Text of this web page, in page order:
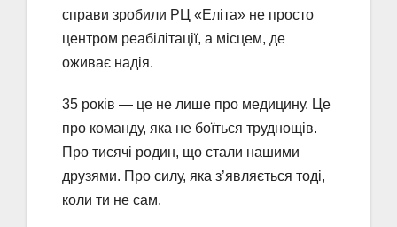
справи зробили РЦ «Еліта» не просто
центром реабілітації, а місцем, де
оживає надія.
35 років — це не лише про медицину. Це
про команду, яка не боїться труднощів.
Про тисячі родин, що стали нашими
друзями. Про силу, яка з’являється тоді,
коли ти не сам.